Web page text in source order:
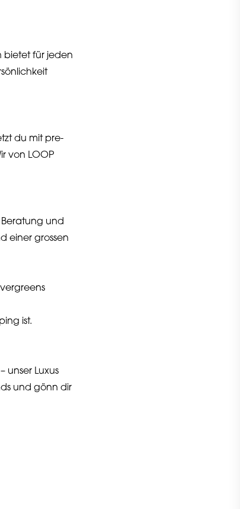
bietet für jeden
du mit pre-
von LOOP
Beratung und
einer grossen
ist.
unser Luxus
und gönn dir